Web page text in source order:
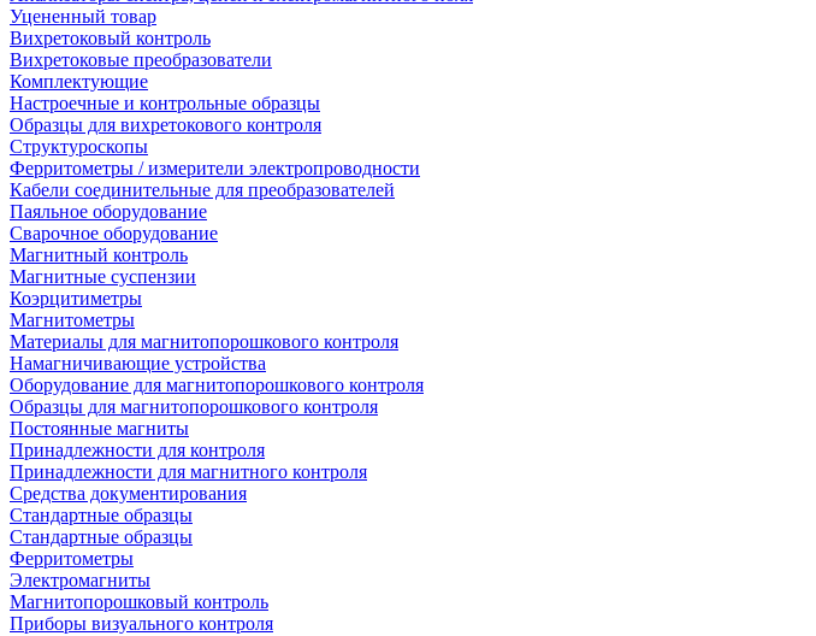
Уцененный товар
Вихретоковый контроль
Вихретоковые преобразователи
Комплектующие
Настроечные и контрольные образцы
Образцы для вихретокового контроля
Структуроскопы
Ферритометры / измерители электропроводности
Кабели соединительные для преобразователей
Паяльное оборудование
Сварочное оборудование
Магнитный контроль
Магнитные суспензии
Коэрцитиметры
Магнитометры
Материалы для магнитопорошкового контроля
Намагничивающие устройства
Оборудование для магнитопорошкового контроля
Образцы для магнитопорошкового контроля
Постоянные магниты
Принадлежности для контроля
Принадлежности для магнитного контроля
Средства документирования
Стандартные образцы
Стандартные образцы
Ферритометры
Электромагниты
Магнитопорошковый контроль
Приборы визуального контроля